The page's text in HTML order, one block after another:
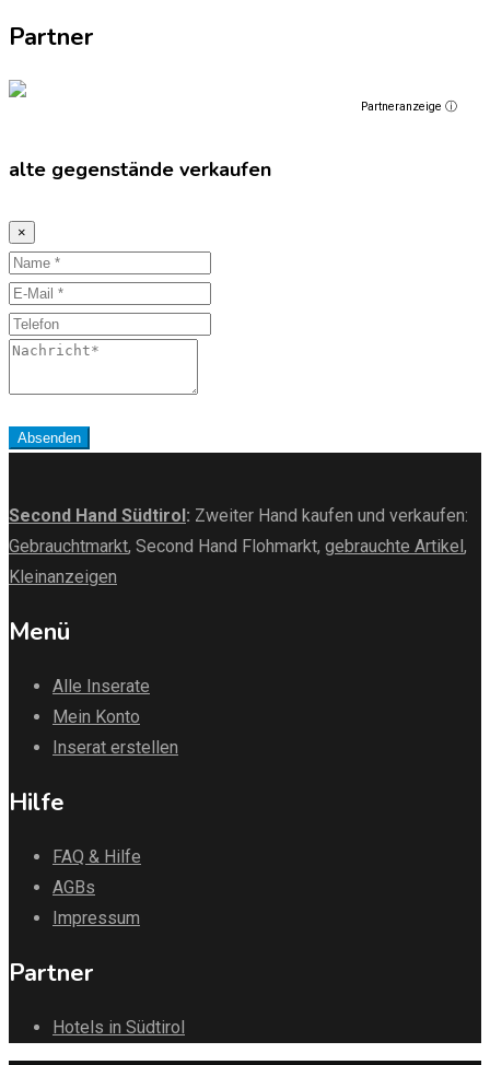
Partner
Partneranzeige ⓘ
alte gegenstände verkaufen
×
Name
E-
Mail
Telefon
Nachricht
Absenden
Second Hand Südtirol : Zweiter Hand kaufen und verkaufen:
Gebrauchtmarkt, Second Hand Flohmarkt, gebrauchte Artikel ,
Kleinanzeigen
Menü
Alle Inserate
Mein Konto
Inserat erstellen
Hilfe
FAQ & Hilfe
AGBs
Impressum
Partner
Hotels in Südtirol